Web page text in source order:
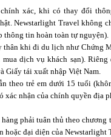
xác, khi có thay đổi
Newstarlight Travel không
thông tin hoàn toàn tự nguyện).
thân khi đi du lịch như Chứng
dịch vụ khách sạn).
Giấy tái xuất nhập Việt Nam.
theo trẻ em dưới 15 tuổi
xác nhận của chính quyền địa
phải tuân thủ theo
hoặc đại diện của Newstarlight